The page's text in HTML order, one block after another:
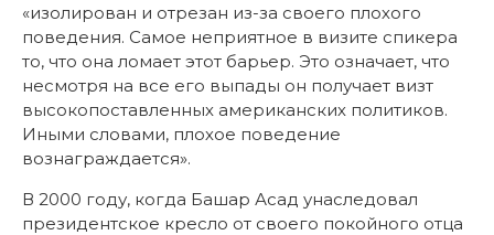
«изолирован и отрезан из-за своего плохого
поведения. Самое неприятное в визите спикера
то, что она ломает этот барьер. Это означает, что
несмотря на все его выпады он получает визт
высокопоставленных американских политиков.
Иными словами, плохое поведение
вознаграждается».
В 2000 году, когда Башар Асад унаследовал
президентское кресло от своего покойного отца